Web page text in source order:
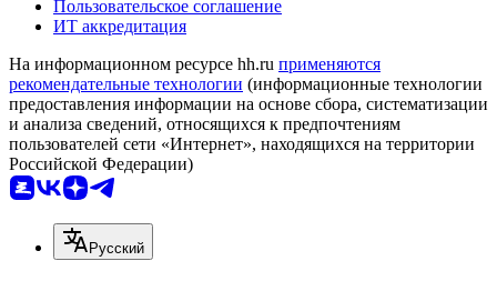
Пользовательское соглашение
ИТ аккредитация
На информационном ресурсе hh.ru применяются
рекомендательные технологии (информационные технологии
предоставления информации на основе сбора, систематизации
и анализа сведений, относящихся к предпочтениям
пользователей сети «Интернет», находящихся на территории
Российской Федерации)
Русский